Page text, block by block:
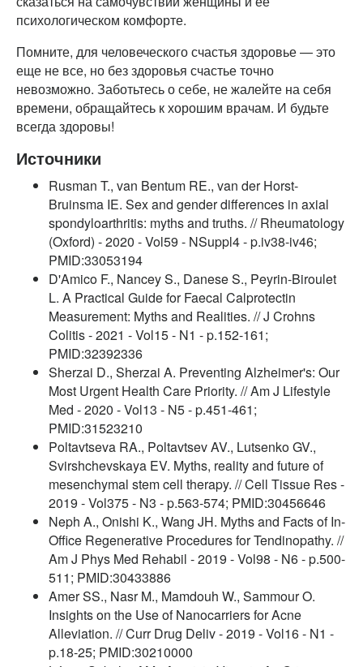
психологическом комфорте.
Помните, для человеческого счастья здоровье — это
еще не все, но без здоровья счастье точно
невозможно. Заботьтесь о себе, не жалейте на себя
времени, обращайтесь к хорошим врачам. И будьте
всегда здоровы!
Источники
Rusman T., van Bentum RE., van der Horst-
Bruinsma IE. Sex and gender differences in axial
spondyloarthritis: myths and truths. // Rheumatology
(Oxford) - 2020 - Vol59 - NSuppl4 - p.iv38-iv46;
PMID:33053194
D'Amico F., Nancey S., Danese S., Peyrin-Biroulet
L. A Practical Guide for Faecal Calprotectin
Measurement: Myths and Realities. // J Crohns
Colitis - 2021 - Vol15 - N1 - p.152-161;
PMID:32392336
Sherzai D., Sherzai A. Preventing Alzheimer's: Our
Most Urgent Health Care Priority. // Am J Lifestyle
Med - 2020 - Vol13 - N5 - p.451-461;
PMID:31523210
Poltavtseva RA., Poltavtsev AV., Lutsenko GV.,
Svirshchevskaya EV. Myths, reality and future of
mesenchymal stem cell therapy. // Cell Tissue Res -
2019 - Vol375 - N3 - p.563-574; PMID:30456646
Neph A., Onishi K., Wang JH. Myths and Facts of In-
Office Regenerative Procedures for Tendinopathy. //
Am J Phys Med Rehabil - 2019 - Vol98 - N6 - p.500-
511; PMID:30433886
Amer SS., Nasr M., Mamdouh W., Sammour O.
Insights on the Use of Nanocarriers for Acne
Alleviation. // Curr Drug Deliv - 2019 - Vol16 - N1 -
p.18-25; PMID:30210000